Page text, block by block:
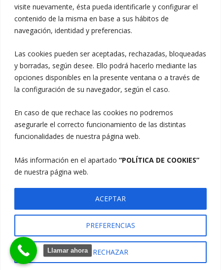
visite nuevamente, ésta pueda identificarle y configurar el
contenido de la misma en base a sus hábitos de
navegación, identidad y preferencias.
Las cookies pueden ser aceptadas, rechazadas, bloqueadas
y borradas, según desee. Ello podrá hacerlo mediante las
opciones disponibles en la presente ventana o a través de
la configuración de su navegador, según el caso.
En caso de que rechace las cookies no podremos
asegurarle el correcto funcionamiento de las distintas
funcionalidades de nuestra página web.
Más información en el apartado “POLÍTICA DE COOKIES”
de nuestra página web.
PREFERENCIAS
RECHAZAR
ACEPTAR
Móvil: 682 319 867
Telf.: 914 885 134
Telf.: 914 954 208 (15 Treinta Sport Café)
Avda. Jorge Oteiza, 3 28850 Torrejón de Ardoz
(Madrid)
Copyright © 2026Club Pádel Soto Torrejón|Aviso Legal|
Política De Privacidad|Política De Cookies|Signify
Corporate ByWEN Themes
Llamar ahora